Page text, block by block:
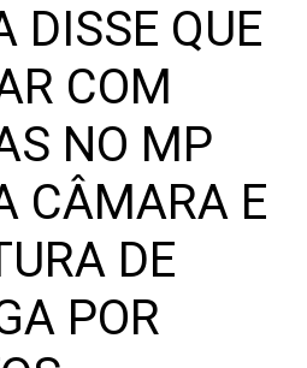
DISSE QUE
COM
NO MP
CÂMARA E
DE
POR